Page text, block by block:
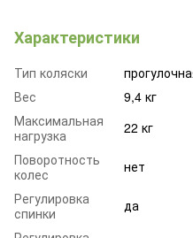
Характеристики
Тип коляски
Вес
9,4 кг
Максимальная
нагрузка
22 кг
Поворотность
колес
нет
Регулировка
спинки
да